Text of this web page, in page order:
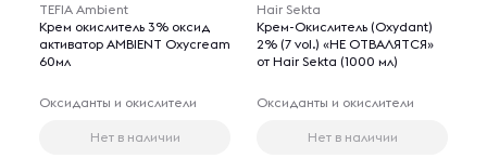
TEFIA Ambient
Крем окислитель 3% оксид
активатор AMBIENT Oxycream
60мл
Оксиданты и окислители
Нет в наличии
Hair Sekta
Крем-Окислитель (Oxydant)
2% (7 vol.) «НЕ ОТВАЛЯТСЯ»
от Hair Sekta (1000 мл)
Оксиданты и окислители
Нет в наличии